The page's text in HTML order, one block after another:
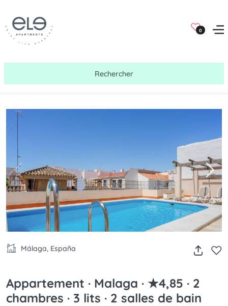
0
Rechercher
Málaga, España
Appartement · Malaga · ★4,85 · 2
chambres · 3 lits · 2 salles de bain